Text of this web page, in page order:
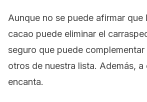
Aunque no se puede afirmar que
cacao puede eliminar el
seguro que puede
otros de nuestra lista. Además, a
encanta.